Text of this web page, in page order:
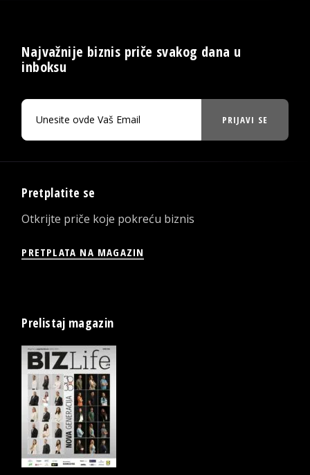
Najvažnije biznis priče svakog dana u
inboksu
PRIJAVI SE
Pretplatite se
Otkrijte priče koje pokreću biznis
PRETPLATA NA MAGAZIN
Prelistaj magazin